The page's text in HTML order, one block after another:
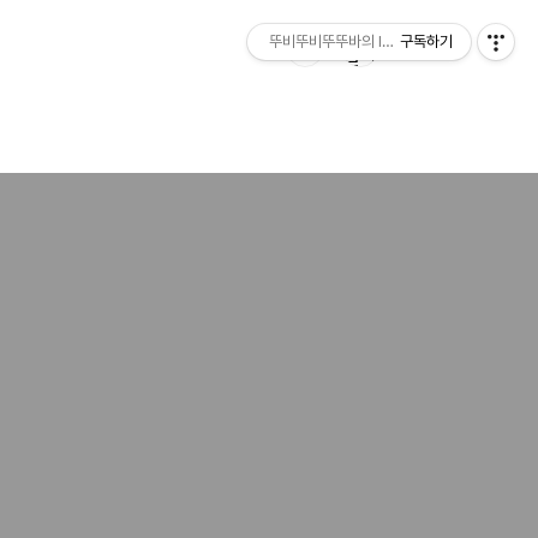
뚜비뚜비뚜뚜바의 IT 리뷰구독하기